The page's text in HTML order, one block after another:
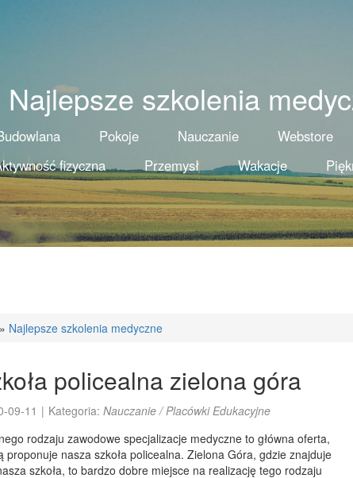
Najlepsze szkolenia
Pokoje Nauczanie Webstore
fizyczna Przemysł Wakacje
» Najlepsze szkolenia medyczne
policealna zielona góra
09-11 | Kategoria: Nauczanie / Placówki Edukacyjne
rodzaju zawodowe specjalizacje medyczne to główna oferta,
proponuje nasza szkoła policealna. Zielona Góra, gdzie znajduje
szkoła, to bardzo dobre miejsce na realizację tego rodzaju